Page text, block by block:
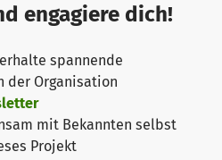
engagiere dich!
spannende
der Organisation
mit Bekannten selbst
Projekt